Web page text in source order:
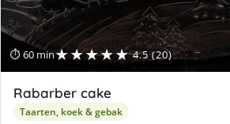
⏱ 60 min★★★★★ 4.5 (20)
Rabarber cake
Taarten, koek & gebak